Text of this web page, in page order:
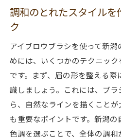
調和のとれたスタイルを
ク
アイブロウブラシを使って新
めには、いくつかのテクニッ
です。まず、眉の形を整える
識しましょう。これには、ブ
ら、自然なラインを描くこと
も重要なポイントです。新潟
色調を選ぶことで、全体の調和